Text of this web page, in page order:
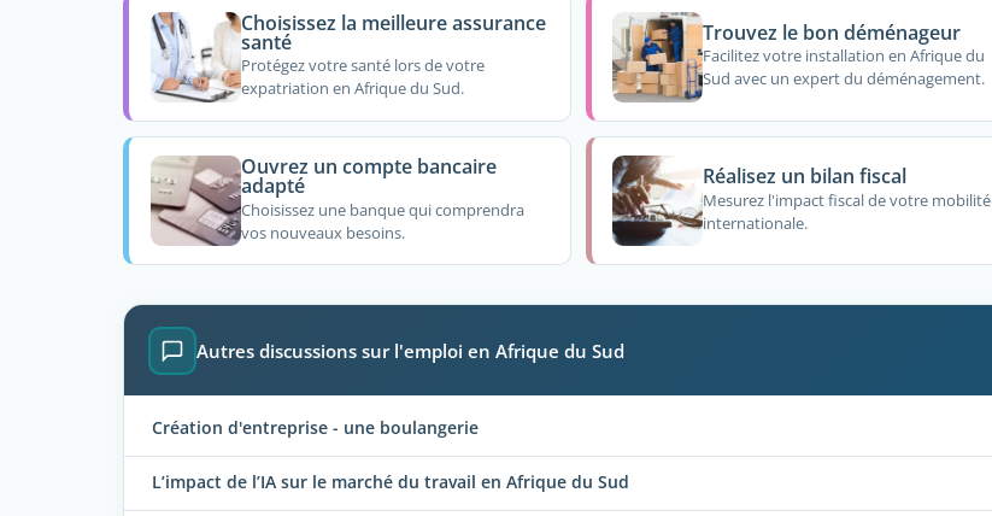
Choisissez la meilleure assurance
santé
Protégez votre santé lors de votre
expatriation en Afrique du Sud.
Trouvez le bon déménageur
Facilitez votre installation en Afrique du
Sud avec un expert du déménagement.
Ouvrez un compte bancaire
adapté
Choisissez une banque qui comprendra
vos nouveaux besoins.
Réalisez un bilan fiscal
Mesurez l'impact fiscal de votre mobilité
internationale.
Autres discussions sur l'emploi en Afrique du Sud
Création d'entreprise - une boulangerie
L’impact de l’IA sur le marché du travail en Afrique du Sud